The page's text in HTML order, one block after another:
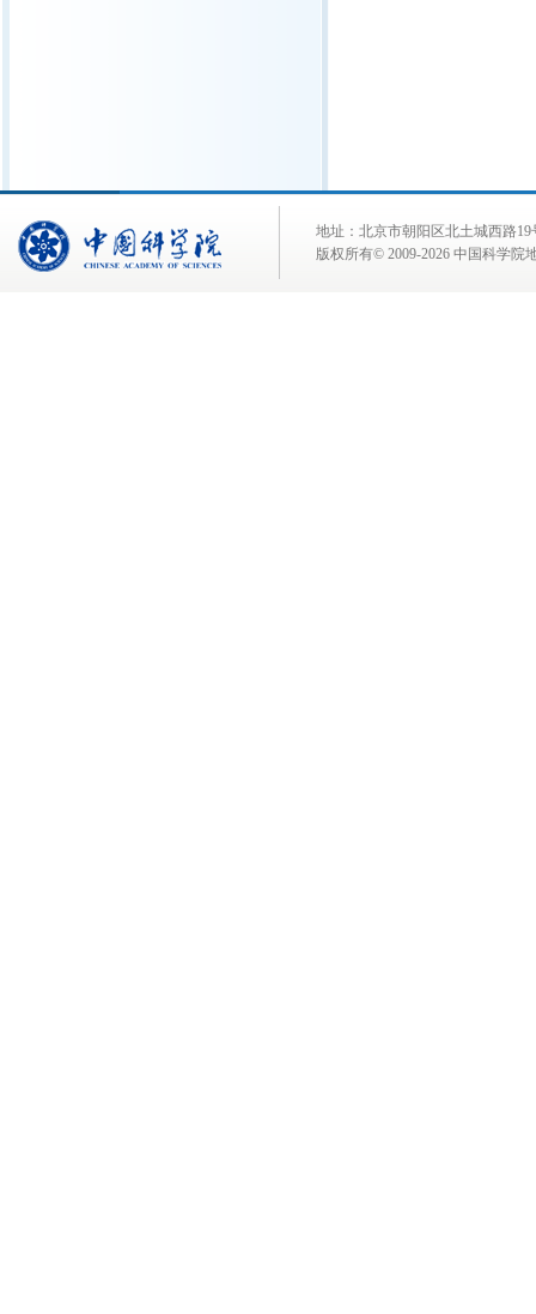
地址：北京市朝阳区北土城西路
版权所有© 2009-2026 中国科学院